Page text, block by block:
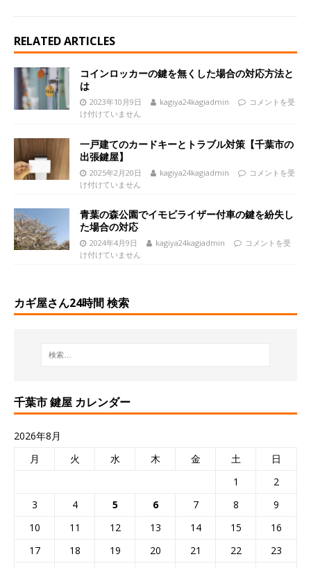
RELATED ARTICLES
コインロッカーの鍵を無くした場合の対応方法と
は
2023年10月9日 kagiya24kagiadmin
コメントを受
け付けていません
一戸建てのカードキーとトラブル対策【千葉市の
出張鍵屋】
2025年2月20日 kagiya24kagiadmin
コメントを受
け付けていません
青葉の森公園でイモビライザー付車の鍵を紛失し
た場合の対応
2024年4月9日 kagiya24kagiadmin
コメントを受
け付けていません
カギ屋さん24時間 検索
千葉市 鍵屋 カレンダー
2026年8月
月
火 水 木 金 土
日
1
2
3
4 5 6 7 8
9
10
11 12 13 14 15
16
17
18 19 20 21 22
23